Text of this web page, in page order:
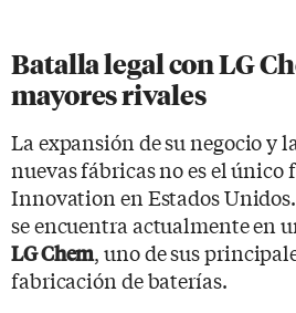
Batalla legal con LG
mayores rivales
La expansión de su negocio y
nuevas fábricas no es el único
Innovation en Estados
se encuentra actualmente en
LG Chem, uno de sus
fabricación de baterías.